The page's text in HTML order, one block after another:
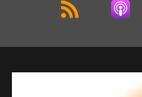
2023/08/02 -